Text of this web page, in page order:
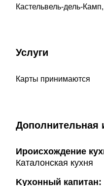
Кастельвель-дель-
Услуги
Карты принимаются
Дополнительная
Ироисхождение
Каталонская кухня
Kухонный капитан: